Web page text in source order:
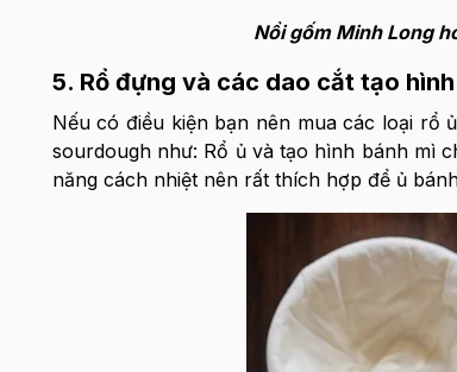
Nồi gốm Minh Long
5. Rổ đựng và các dao cắt tạo
Nếu có điều kiện bạn nên mua các loại rổ
sourdough như: Rổ ủ và tạo hình bánh mì
năng cách nhiệt nên rất thích hợp để ủ